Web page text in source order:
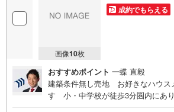
画像10枚
成約でもらえる
おすすめポイント 一蝶 直毅
建築条件無し売地 お好きなハウス
す 小・中学校が徒歩3分圏内にあ